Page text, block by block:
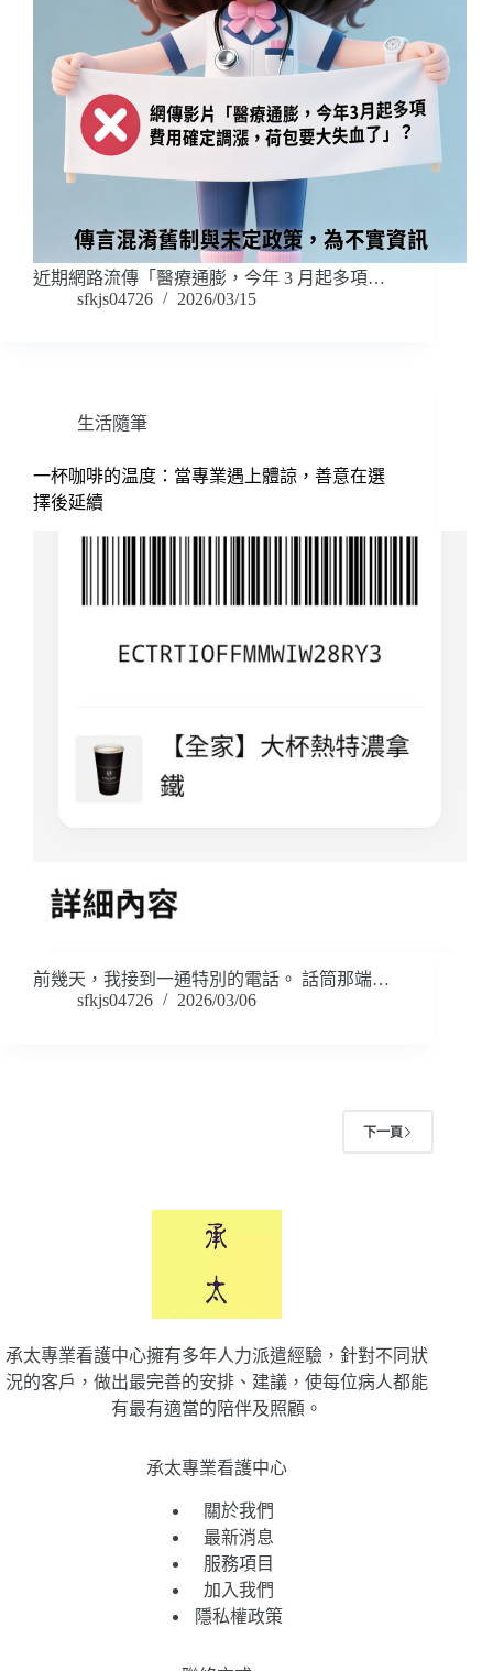
近期網路流傳「醫療通膨，今年 3 月起多項…
sfkjs04726
2026/03/15
生活隨筆
一杯咖啡的温度：當專業遇上體諒，善意在選
擇後延續
前幾天，我接到一通特別的電話。 話筒那端…
sfkjs04726
2026/03/06
下一頁
承太專業看護中心擁有多年人力派遣經驗，針對不同狀
況的客戶，做出最完善的安排、建議，使每位病人都能
有最有適當的陪伴及照顧。
承太專業看護中心
關於我們
最新消息
服務項目
加入我們
隱私權政策